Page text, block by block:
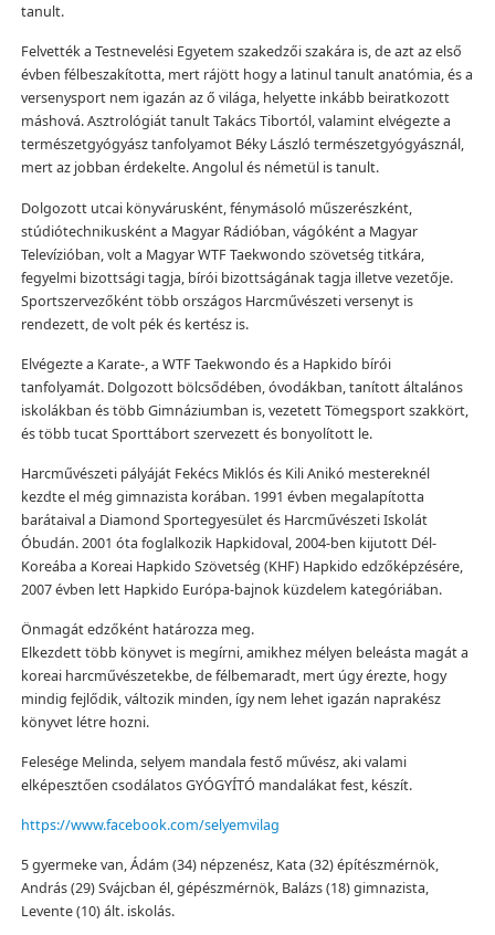
tanult.
Felvették a Testnevelési Egyetem szakedzői szakára is, de azt az első
évben félbeszakította, mert rájött hogy a latinul tanult anatómia, és a
versenysport nem igazán az ő világa, helyette inkább beiratkozott
máshová. Asztrológiát tanult Takács Tibortól, valamint elvégezte a
természetgyógyász tanfolyamot Béky László természetgyógyásznál,
mert az jobban érdekelte. Angolul és németül is tanult.
Dolgozott utcai könyvárusként, fénymásoló műszerészként,
stúdiótechnikusként a Magyar Rádióban, vágóként a Magyar
Televízióban, volt a Magyar WTF Taekwondo szövetség titkára,
fegyelmi bizottsági tagja, bírói bizottságának tagja illetve vezetője.
Sportszervezőként több országos Harcművészeti versenyt is
rendezett, de volt pék és kertész is.
Elvégezte a Karate-, a WTF Taekwondo és a Hapkido bírói
tanfolyamát. Dolgozott bölcsődében, óvodákban, tanított általános
iskolákban és több Gimnáziumban is, vezetett Tömegsport szakkört,
és több tucat Sporttábort szervezett és bonyolított le.
Harcművészeti pályáját Fekécs Miklós és Kili Anikó mestereknél
kezdte el még gimnazista korában. 1991 évben megalapította
barátaival a Diamond Sportegyesület és Harcművészeti Iskolát
Óbudán. 2001 óta foglalkozik Hapkidoval, 2004-ben kijutott Dél-
Koreába a Koreai Hapkido Szövetség (KHF) Hapkido edzőképzésére,
2007 évben lett Hapkido Európa-bajnok küzdelem kategóriában.
Önmagát edzőként határozza meg.
Elkezdett több könyvet is megírni, amikhez mélyen beleásta magát a
koreai harcművészetekbe, de félbemaradt, mert úgy érezte, hogy
mindig fejlődik, változik minden, így nem lehet igazán naprakész
könyvet létre hozni.
Felesége Melinda, selyem mandala festő művész, aki valami
elképesztően csodálatos GYÓGYÍTÓ mandalákat fest, készít.
https://www.facebook.com/selyemvilag
5 gyermeke van, Ádám (34) népzenész, Kata (32) építészmérnök,
András (29) Svájcban él, gépészmérnök, Balázs (18) gimnazista,
Levente (10) ált. iskolás.